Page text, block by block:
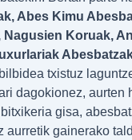
Abes Kimu
Nagusien Koruak,
txistuz
dagokionez, aurten
gisa,
aurretik gainerako